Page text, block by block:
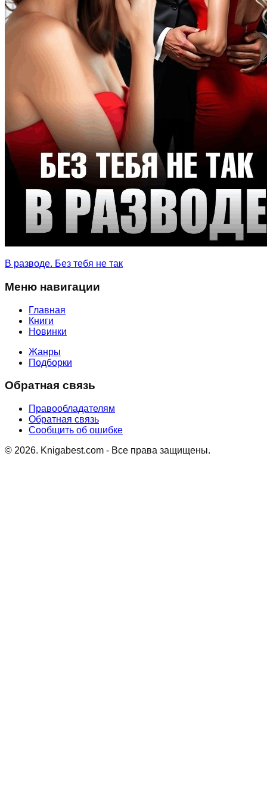
В разводе. Без тебя не так
Меню навигации
Главная
Книги
Новинки
Жанры
Подборки
Обратная связь
Правообладателям
Обратная связь
Сообщить об ошибке
© 2026. Knigabest.com - Все права защищены.